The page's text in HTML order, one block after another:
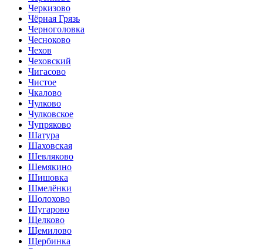
Черкизово
Чёрная Грязь
Черноголовка
Чесноково
Чехов
Чеховский
Чигасово
Чистое
Чкалово
Чулково
Чулковское
Чупряково
Шатура
Шаховская
Шевляково
Шемякино
Шишовка
Шмелёнки
Шолохово
Шугарово
Щелково
Щемилово
Щербинка